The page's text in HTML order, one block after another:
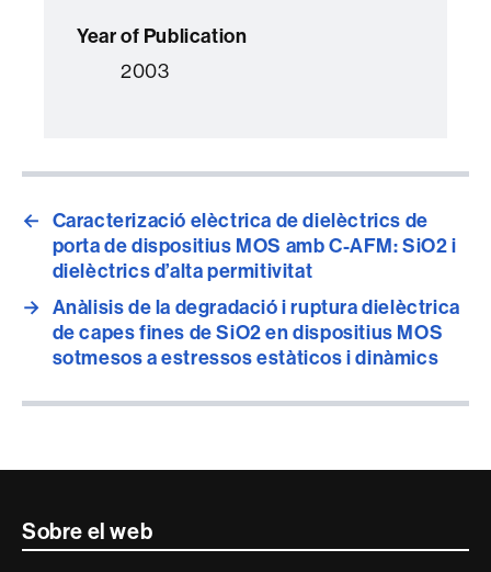
Year of Publication
2003
← Caracterizació elèctrica de dielèctrics de
porta de dispositius MOS amb C-AFM: SiO2 i
dielèctrics d’alta permitivitat
→ Anàlisis de la degradació i ruptura dielèctrica
de capes fines de SiO2 en dispositius MOS
sotmesos a estressos estàticos i dinàmics
Contacte
Sobre el web